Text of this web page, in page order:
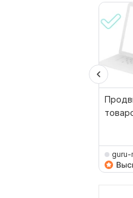
guru-